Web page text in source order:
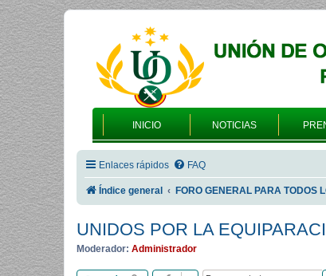
INICIO NOTICIAS
Enlaces rápidos FAQ
Índice general FORO GENERAL PARA TODOS
UNIDOS POR LA
Moderador: Administrador